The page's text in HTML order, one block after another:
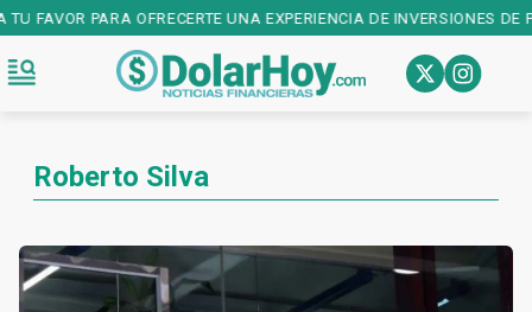
PARA OFRECERTE UNA EXPERIENCIA DE INVERSIONES DE
Roberto Silva